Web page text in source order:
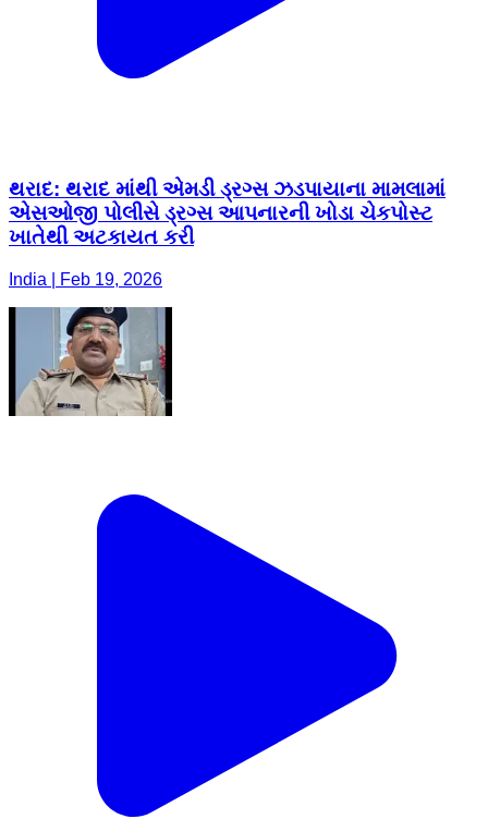
થરાદ: થરાદ માંથી એમડી ડ્રગ્સ ઝડપાયાના મામલામાં
એસઓજી પોલીસે ડ્રગ્સ આપનારની ખોડા ચેકપોસ્ટ
ખાતેથી અટકાયત કરી
India | Feb 19, 2026